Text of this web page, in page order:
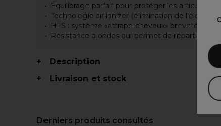
Equilibrage parfait pour protéger les
Technologie air ionizer (élimination de
HFS : système «attrape cheveux» breveté
Résistance à ondes qui permet de répartir
Description
Livraison et stock
Derniers produits consultés